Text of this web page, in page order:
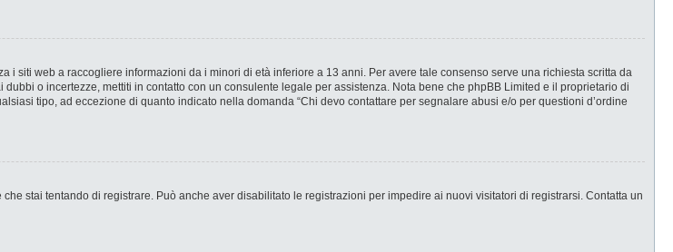
siti web a raccogliere informazioni da i minori di età inferiore a 13 anni. Per avere tale consenso serve una richiesta scritta da
o incertezze, mettiti in contatto con un consulente legale per assistenza. Nota bene che phpBB Limited e il proprietario di
tipo, ad eccezione di quanto indicato nella domanda “Chi devo contattare per segnalare abusi e/o per questioni d’ordine
stai tentando di registrare. Può anche aver disabilitato le registrazioni per impedire ai nuovi visitatori di registrarsi. Contatta un